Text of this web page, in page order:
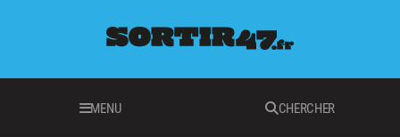
MENU CHERCHER